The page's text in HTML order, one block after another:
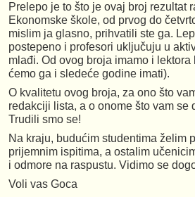
Prelepo je to što je ovaj broj rezultat
Ekonomske škole, od prvog do
mislim ja glasno, prihvatili ste ga.
postepeno i profesori uključuju u
mlađi. Od ovog broja imamo i
ćemo ga i sledeće godine imati).
O kvalitetu ovog broja, za ono što
redakciji lista, a o onome što vam se
Trudili smo se!
Na kraju, budućim studentima želim
prijemnim ispitima, a ostalim
i odmore na raspustu. Vidimo se
Voli vas Goca